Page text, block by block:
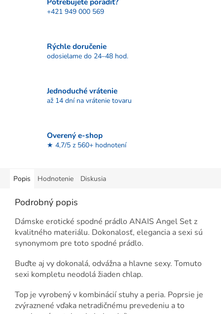
+421 949 000 569
Rýchle doručenie
odosielame do 24–48 hod.
Jednoduché vrátenie
až 14 dní na vrátenie tovaru
Overený e-shop
★ 4,7/5 z 560+ hodnotení
Popis Hodnotenie Diskusia
Podrobný popis
Dámske erotické spodné prádlo ANAIS Angel Set z
kvalitného materiálu. Dokonalosť, elegancia a sexi sú
synonymom pre toto spodné prádlo.
Buďte aj vy dokonalá, odvážna a hlavne sexy. Tomuto
sexi kompletu neodolá žiaden chlap.
Top je vyrobený v kombinácií stuhy a peria. Poprsie je
zvýraznené vďaka netradičnému prevedeniu a to